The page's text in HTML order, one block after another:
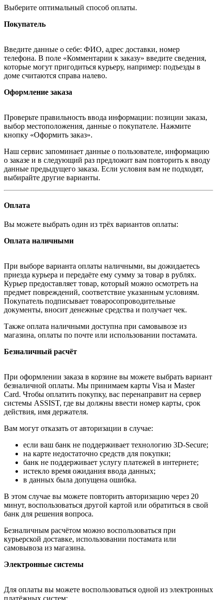
Выберите оптимальный способ оплаты.
Покупатель
Введите данные о себе: ФИО, адрес доставки, номер
телефона. В поле «Комментарии к заказу» введите сведения,
которые могут пригодиться курьеру, например: подъезды в
доме считаются справа налево.
Оформление заказа
Проверьте правильность ввода информации: позиции заказа,
выбор местоположения, данные о покупателе. Нажмите
кнопку «Оформить заказ».
Наш сервис запоминает данные о пользователе, информацию
о заказе и в следующий раз предложит вам повторить к вводу
данные предыдущего заказа. Если условия вам не подходят,
выбирайте другие варианты.
Оплата
Вы можете выбрать один из трёх вариантов оплаты:
Оплата наличными
При выборе варианта оплаты наличными, вы дожидаетесь
приезда курьера и передаёте ему сумму за товар в рублях.
Курьер предоставляет товар, который можно осмотреть на
предмет повреждений, соответствие указанным условиям.
Покупатель подписывает товаросопроводительные
документы, вносит денежные средства и получает чек.
Также оплата наличными доступна при самовывозе из
магазина, оплаты по почте или использовании постамата.
Безналичный расчёт
При оформлении заказа в корзине вы можете выбрать вариант
безналичной оплаты. Мы принимаем карты Visa и Master
Card. Чтобы оплатить покупку, вас перенаправит на сервер
системы ASSIST, где вы должны ввести номер карты, срок
действия, имя держателя.
Вам могут отказать от авторизации в случае:
если ваш банк не поддерживает технологию 3D-Secure;
на карте недостаточно средств для покупки;
банк не поддерживает услугу платежей в интернете;
истекло время ожидания ввода данных;
в данных была допущена ошибка.
В этом случае вы можете повторить авторизацию через 20
минут, воспользоваться другой картой или обратиться в свой
банк для решения вопроса.
Безналичным расчётом можно воспользоваться при
курьерской доставке, использовании постамата или
самовывоза из магазина.
Электронные системы
Для оплаты вы можете воспользоваться одной из электронных